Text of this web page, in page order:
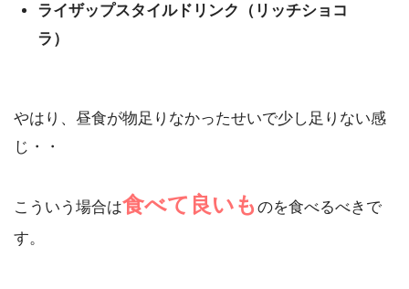
ライザップスタイルドリンク（リッチショコ
ラ）
やはり、昼食が物足りなかったせいで少し足りない感
じ・・
こういう場合は食べて良いも のを食べるべきで
す。